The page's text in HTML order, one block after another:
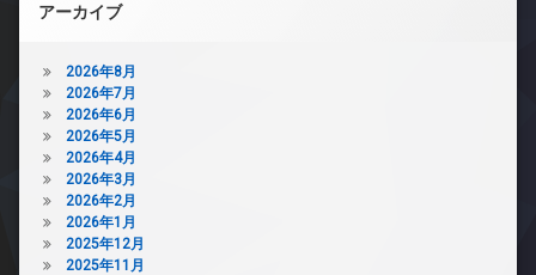
アーカイブ
2026年8月
2026年7月
2026年6月
2026年5月
2026年4月
2026年3月
2026年2月
2026年1月
2025年12月
2025年11月